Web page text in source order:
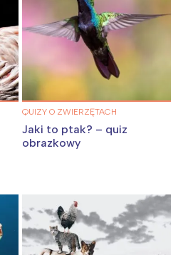
QUIZY O ZWIERZĘTACH
Jaki to ptak? – quiz
obrazkowy